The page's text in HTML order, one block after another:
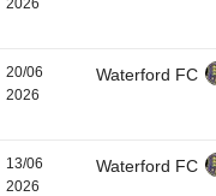
2026
20/06
2026
Waterford FC
13/06
2026
Waterford FC